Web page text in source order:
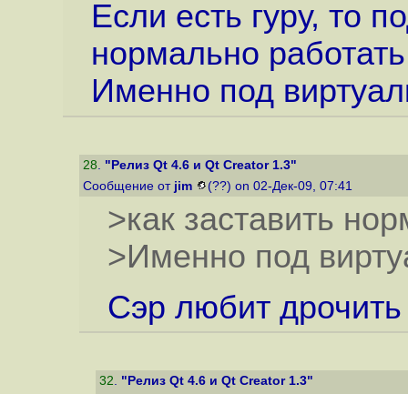
Если есть гуру, то
нормально
Именно под
28. "Релиз Qt 4.6 и Qt Creator 1.3"
Сообщение от jim (??) on 02-Дек-09, 07:41
>как заставить
>Именно под
Сэр любит дрочить
32. "Релиз Qt 4.6 и Qt Creator 1.3"